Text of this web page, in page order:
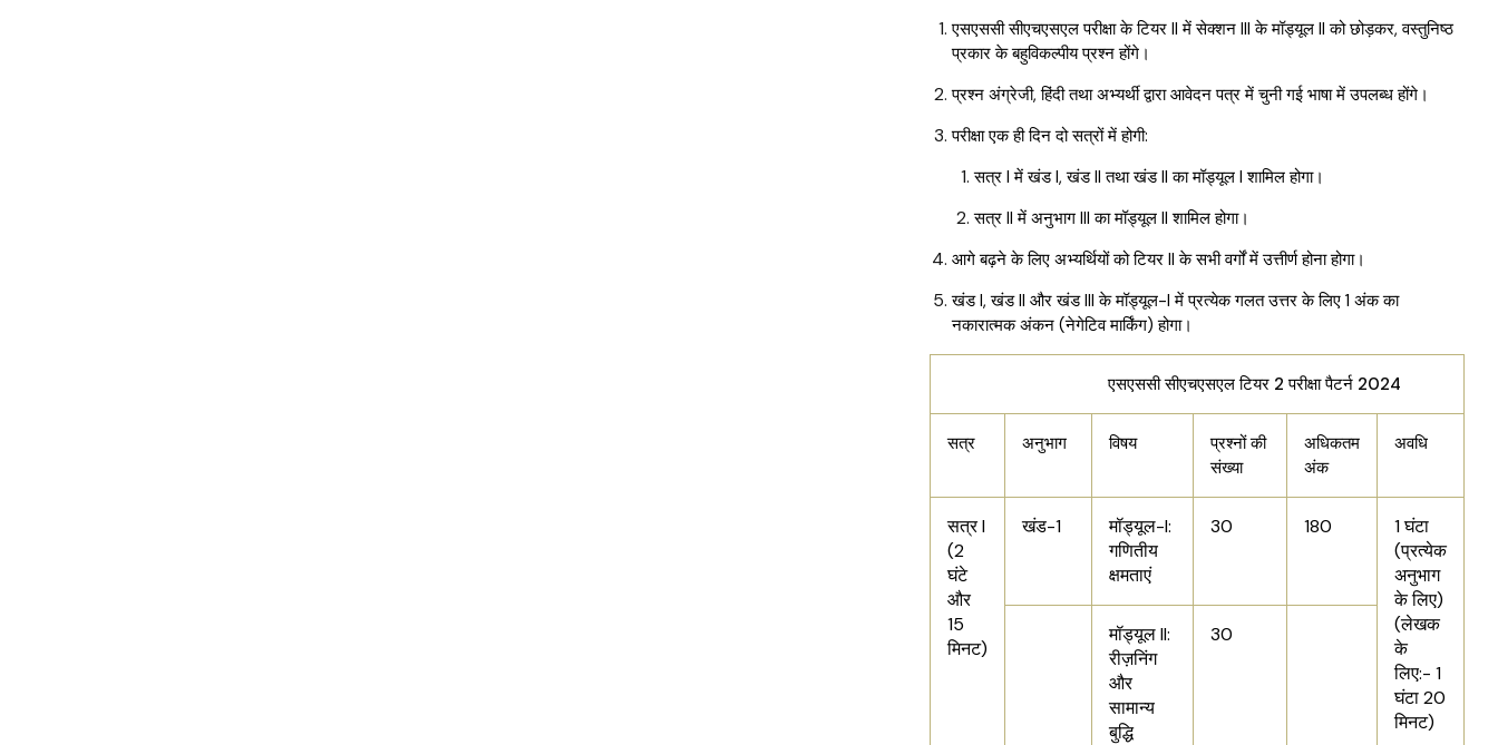
एसएससी सीएचएसएल परीक्षा के टियर II में सेक्शन III के मॉड्यूल II को छोड़कर, वस्तुनिष्ठ
प्रकार के बहुविकल्पीय प्रश्न होंगे।
प्रश्न अंग्रेजी, हिंदी तथा अभ्यर्थी द्वारा आवेदन पत्र में चुनी गई भाषा में उपलब्ध होंगे।
परीक्षा एक ही दिन दो सत्रों में होगी:
सत्र I में खंड I, खंड II तथा खंड II का मॉड्यूल I शामिल होगा।
सत्र II में अनुभाग III का मॉड्यूल II शामिल होगा।
आगे बढ़ने के लिए अभ्यर्थियों को टियर II के सभी वर्गों में उत्तीर्ण होना होगा।
खंड I, खंड II और खंड III के मॉड्यूल-I में प्रत्येक गलत उत्तर के लिए 1 अंक का
नकारात्मक अंकन (नेगेटिव मार्किंग) होगा।
एसएससी सीएचएसएल टियर 2 परीक्षा पैटर्न 2024
सत्र अनुभाग विषय
प्रश्नों की
संख्या
अधिकतम
अंक
अवधि
सत्र I
(2
घंटे
और
15
मिनट)
खंड-1
मॉड्यूल-I:
गणितीय
क्षमताएं
30 180
1 घंटा
(प्रत्येक
अनुभाग
के लिए)
(लेखक
के
लिए:- 1
घंटा 20
मिनट)
मॉड्यूल II:
रीज़निंग
और
सामान्य
बुद्धि
30